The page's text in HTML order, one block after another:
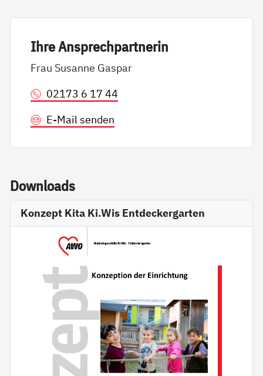
Ih­re An­sp­rech­part­ne­rin
Frau Susanne Gaspar
02173 6 17 44
E-Mail senden
Down­loads
Konzept Kita Ki.Wis Entdeckergarten